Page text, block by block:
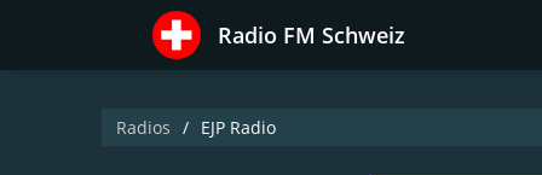
Radio FM Schweiz
Radios EJP Radio